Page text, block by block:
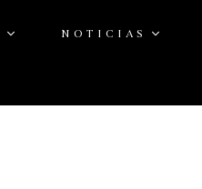
NOTICIAS